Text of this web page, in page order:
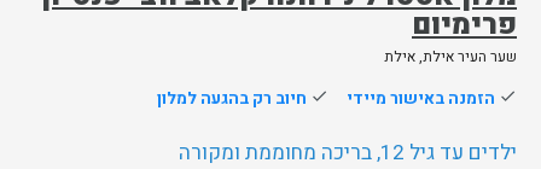
פרימיום
שער העיר אילת, אילת
done הזמנה באישור מיידי done חיוב רק בהגעה למלון
ילדים עד גיל 12, בריכה מחוממת ומקורה
שלח
נציג
יחזור